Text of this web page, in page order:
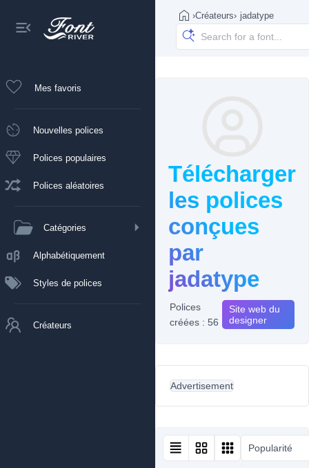
Mes favoris
Nouvelles polices
Polices populaires
Polices aléatoires
Catégories
Alphabétiquement
Styles de polices
Créateurs
›Créateurs› jadatype
Télécharger
les polices
conçues
par
jadatype
Polices
créées : 56
Site web du
designer
Advertisement
Popularité